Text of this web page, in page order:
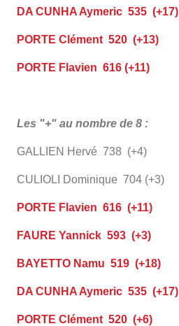
DA CUNHA Aymeric 535 (+17)
PORTE Clément 520 (+13)
PORTE Flavien 616 (+11)
Les "+" au nombre de 8 :
GALLIEN Hervé 738 (+4)
CULIOLI Dominique 704 (+3)
PORTE Flavien 616 (+11)
FAURE Yannick 593 (+3)
BAYETTO Namu 519 (+18)
DA CUNHA Aymeric 535 (+17)
PORTE Clément 520 (+6)